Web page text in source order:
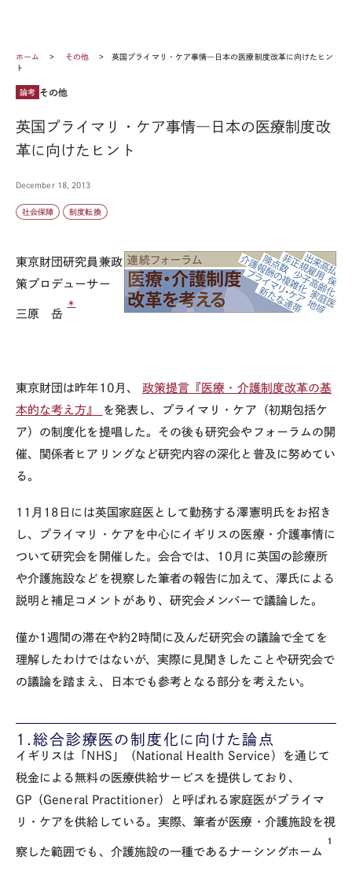
ホーム その他
英国プライマリ・ケア事情―日本の医療制度改革に向けたヒン
ト
論考 その他
英国プライマリ・ケア事情―日本の医療制度改
革に向けたヒント
December 18, 2013
社会保障 制度転換
東京財団研究員兼政
策プロデューサー
三原 岳
＊
東京財団は昨年10月、 政策提言『医療・介護制度改革の基
本的な考え方』
を発表し、プライマリ・ケア（初期包括ケ
ア）の制度化を提唱した。その後も研究会やフォーラムの開
催、関係者ヒアリングなど研究内容の深化と普及に努めてい
る。
11月18日には英国家庭医として勤務する澤憲明氏をお招き
し、プライマリ・ケアを中心にイギリスの医療・介護事情に
ついて研究会を開催した。会合では、10月に英国の診療所
や介護施設などを視察した筆者の報告に加えて、澤氏による
説明と補足コメントがあり、研究会メンバーで議論した。
僅か1週間の滞在や約2時間に及んだ研究会の議論で全てを
理解したわけではないが、実際に見聞きしたことや研究会で
の議論を踏まえ、日本でも参考となる部分を考えたい。
1.総合診療医の制度化に向けた論点
イギリスは「NHS」（National Health Service）を通じて
税金による無料の医療供給サービスを提供しており、
GP（General Practitioner）と呼ばれる家庭医がプライマ
リ・ケアを供給している。実際、筆者が医療・介護施設を視
察した範囲でも、介護施設の一種であるナーシングホーム
1